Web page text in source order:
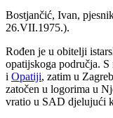
Bostjančić, Ivan,
26.VII.1975.).
Rođen je u obitelji
opatijskoga područja.
i Opatiji, zatim u
zatočen u logorima u
vratio u SAD djelujući